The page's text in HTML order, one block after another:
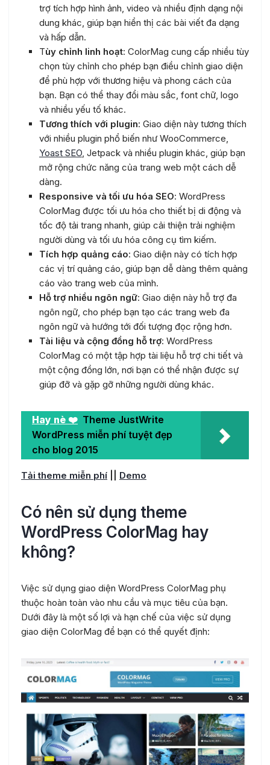
trợ tích hợp hình ảnh, video và nhiều định dạng nội
dung khác, giúp bạn hiển thị các bài viết đa dạng
và hấp dẫn.
Tùy chỉnh linh hoạt: ColorMag cung cấp nhiều tùy
chọn tùy chỉnh cho phép bạn điều chỉnh giao diện
để phù hợp với thương hiệu và phong cách của
bạn. Bạn có thể thay đổi màu sắc, font chữ, logo
và nhiều yếu tố khác.
Tương thích với plugin: Giao diện này tương thích
với nhiều plugin phổ biến như WooCommerce,
Yoast SEO, Jetpack và nhiều plugin khác, giúp bạn
mở rộng chức năng của trang web một cách dễ
dàng.
Responsive và tối ưu hóa SEO: WordPress
ColorMag được tối ưu hóa cho thiết bị di động và
tốc độ tải trang nhanh, giúp cải thiện trải nghiệm
người dùng và tối ưu hóa công cụ tìm kiếm.
Tích hợp quảng cáo: Giao diện này có tích hợp
các vị trí quảng cáo, giúp bạn dễ dàng thêm quảng
cáo vào trang web của mình.
Hỗ trợ nhiều ngôn ngữ: Giao diện này hỗ trợ đa
ngôn ngữ, cho phép bạn tạo các trang web đa
ngôn ngữ và hướng tới đối tượng đọc rộng hơn.
Tài liệu và cộng đồng hỗ trợ: WordPress
ColorMag có một tập hợp tài liệu hỗ trợ chi tiết và
một cộng đồng lớn, nơi bạn có thể nhận được sự
giúp đỡ và gặp gỡ những người dùng khác.
Hay nè ❤️ Theme JustWrite
WordPress miễn phí tuyệt đẹp
cho blog 2015
Tải theme miễn phí Demo
Có nên sử dụng theme
WordPress ColorMag hay
không?
Việc sử dụng giao diện WordPress ColorMag phụ
thuộc hoàn toàn vào nhu cầu và mục tiêu của bạn.
Dưới đây là một số lợi và hạn chế của việc sử dụng
giao diện ColorMag để bạn có thể quyết định: